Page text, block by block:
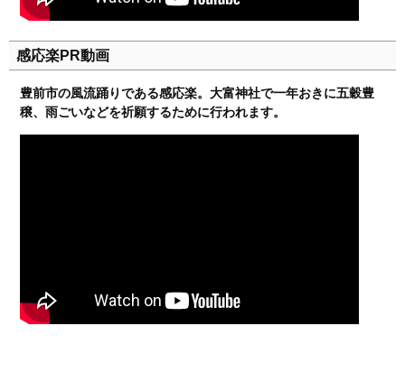
感応楽PR動画
豊前市の風流踊りである感応楽。大富神社で一年おきに五穀豊
穣、雨ごいなどを祈願するために行われます。